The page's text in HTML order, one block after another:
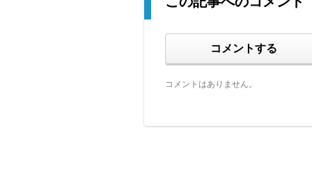
コメントする
コメントはありません。